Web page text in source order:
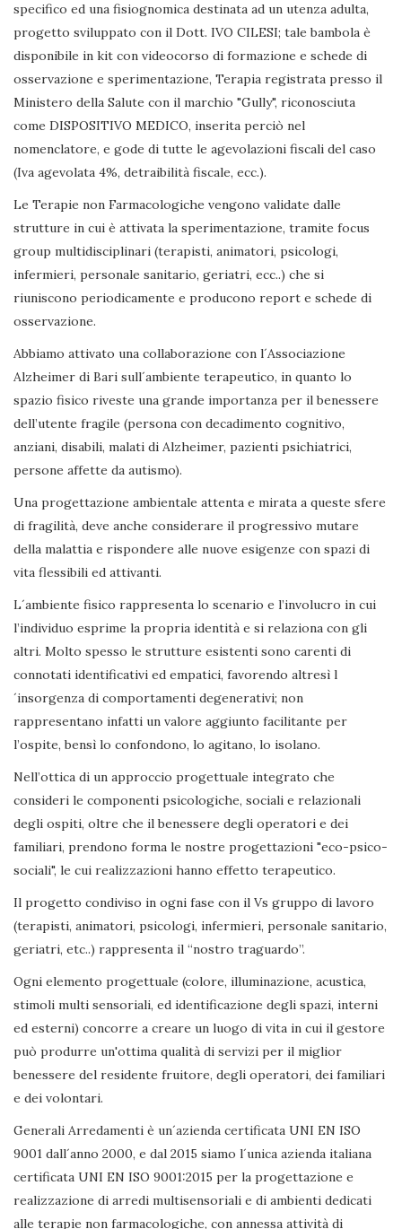
specifico ed una fisiognomica destinata ad un utenza adulta,
progetto sviluppato con il Dott. IVO CILESI; tale bambola è
disponibile in kit con videocorso di formazione e schede di
osservazione e sperimentazione, Terapia registrata presso il
Ministero della Salute con il marchio "Gully", riconosciuta
come DISPOSITIVO MEDICO, inserita perciò nel
nomenclatore, e gode di tutte le agevolazioni fiscali del caso
(Iva agevolata 4%, detraibilità fiscale, ecc.).
Le Terapie non Farmacologiche vengono validate dalle
strutture in cui è attivata la sperimentazione, tramite focus
group multidisciplinari (terapisti, animatori, psicologi,
infermieri, personale sanitario, geriatri, ecc..) che si
riuniscono periodicamente e producono report e schede di
osservazione.
Abbiamo attivato una collaborazione con l´Associazione
Alzheimer di Bari sull´ambiente terapeutico, in quanto lo
spazio fisico riveste una grande importanza per il benessere
dell’utente fragile (persona con decadimento cognitivo,
anziani, disabili, malati di Alzheimer, pazienti psichiatrici,
persone affette da autismo).
Una progettazione ambientale attenta e mirata a queste sfere
di fragilità, deve anche considerare il progressivo mutare
della malattia e rispondere alle nuove esigenze con spazi di
vita flessibili ed attivanti.
L´ambiente fisico rappresenta lo scenario e l’involucro in cui
l’individuo esprime la propria identità e si relaziona con gli
altri. Molto spesso le strutture esistenti sono carenti di
connotati identificativi ed empatici, favorendo altresì l
´insorgenza di comportamenti degenerativi; non
rappresentano infatti un valore aggiunto facilitante per
l’ospite, bensì lo confondono, lo agitano, lo isolano.
Nell’ottica di un approccio progettuale integrato che
consideri le componenti psicologiche, sociali e relazionali
degli ospiti, oltre che il benessere degli operatori e dei
familiari, prendono forma le nostre progettazioni "eco-psico-
sociali", le cui realizzazioni hanno effetto terapeutico.
Il progetto condiviso in ogni fase con il Vs gruppo di lavoro
(terapisti, animatori, psicologi, infermieri, personale sanitario,
geriatri, etc..) rappresenta il “nostro traguardo”.
Ogni elemento progettuale (colore, illuminazione, acustica,
stimoli multi sensoriali, ed identificazione degli spazi, interni
ed esterni) concorre a creare un luogo di vita in cui il gestore
può produrre un'ottima qualità di servizi per il miglior
benessere del residente fruitore, degli operatori, dei familiari
e dei volontari.
Generali Arredamenti è un´azienda certificata UNI EN ISO
9001 dall´anno 2000, e dal 2015 siamo l´unica azienda italiana
certificata UNI EN ISO 9001:2015 per la progettazione e
realizzazione di arredi multisensoriali e di ambienti dedicati
alle terapie non farmacologiche, con annessa attività di